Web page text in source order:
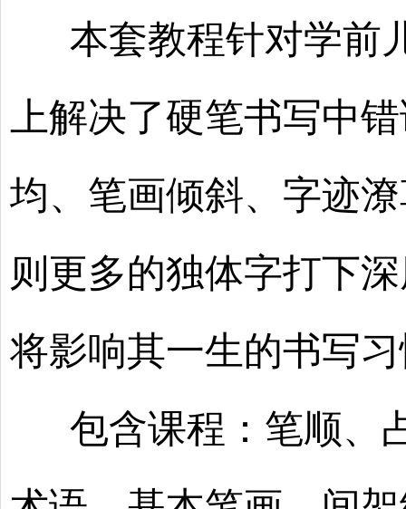
本套教程针对学前
上解决了硬笔书写中
均、笔画倾斜、字迹
则更多的独体字打下
将影响其一生的书写
包含课程：笔顺、